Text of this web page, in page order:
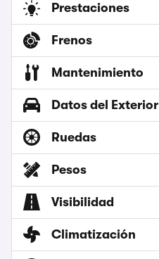
Prestaciones
Frenos
Mantenimiento
Datos del Exterior
Ruedas
Pesos
Visibilidad
Climatización